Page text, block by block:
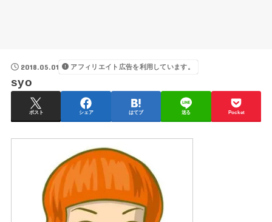
2018.05.01 アフィリエイト広告を利用しています。
syo
ポスト シェア はてブ 送る Pocket